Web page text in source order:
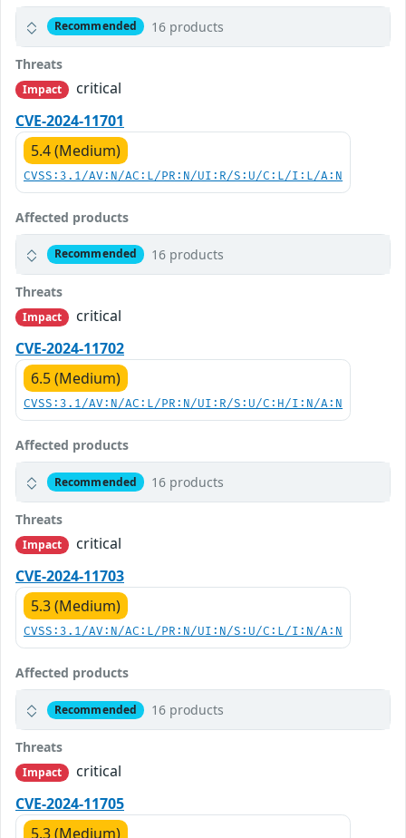
Recommended 16 products
Threats
Impact
critical
CVE-2024-11701
5.4 (Medium)
CVSS:3.1/AV:N/AC:L/PR:N/UI:R/S:U/C:L/I:L/A:N
Affected products
Recommended 16 products
Threats
Impact
critical
CVE-2024-11702
6.5 (Medium)
CVSS:3.1/AV:N/AC:L/PR:N/UI:R/S:U/C:H/I:N/A:N
Affected products
Recommended 16 products
Threats
Impact
critical
CVE-2024-11703
5.3 (Medium)
CVSS:3.1/AV:N/AC:L/PR:N/UI:N/S:U/C:L/I:N/A:N
Affected products
Recommended 16 products
Threats
Impact
critical
CVE-2024-11705
5.3 (Medium)